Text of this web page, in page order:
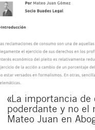
«La importancia
poderdante y no el
Mateo Juan en